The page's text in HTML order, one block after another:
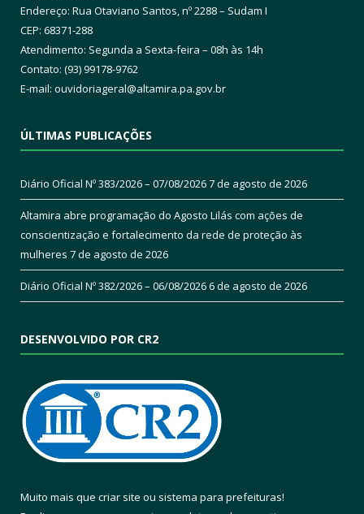
Endereço: Rua Otaviano Santos, nº 2288 – Sudam I
CEP: 68371-288
Atendimento: Segunda a Sexta-feira – 08h às 14h
Contato: (93) 99178-9762
E-mail: ouvidoriageral@altamira.pa.gov.br
ÚLTIMAS PUBLICAÇÕES
Diário Oficial Nº 383/2026 – 07/08/20267 de agosto de 2026
Altamira abre programação do Agosto Lilás com ações de
conscientização e fortalecimento da rede de proteção às
mulheres 7 de agosto de 2026
Diário Oficial Nº 382/2026 – 06/08/20266 de agosto de 2026
DESENVOLVIDO POR CR2
Muito mais que criar site ou sistema para prefeituras!